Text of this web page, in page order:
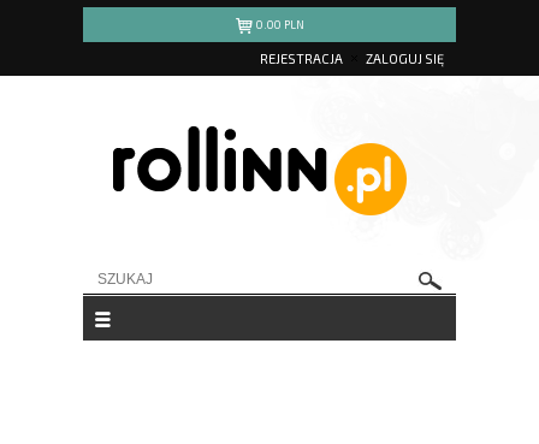
0.00 PLN
REJESTRACJA ZALOGUJ SIĘ